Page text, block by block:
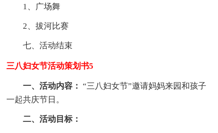
1、广场舞
2、拔河比赛
七、活动结束
三八妇女节活动策划书5
一、活动内容： “三八妇女节”邀请妈妈来园和孩子
一起共庆节日。
二、活动目标：